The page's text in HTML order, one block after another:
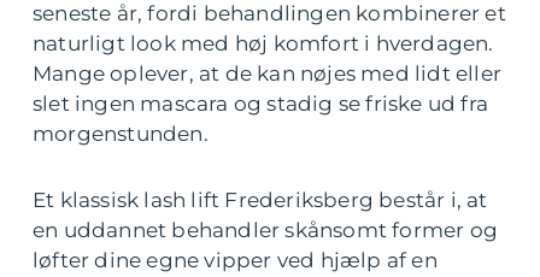
seneste år, fordi behandlingen kombinerer et
naturligt look med høj komfort i hverdagen.
Mange oplever, at de kan nøjes med lidt eller
slet ingen mascara og stadig se friske ud fra
morgenstunden.
Et klassisk lash lift Frederiksberg består i, at
en uddannet behandler skånsomt former og
løfter dine egne vipper ved hjælp af en